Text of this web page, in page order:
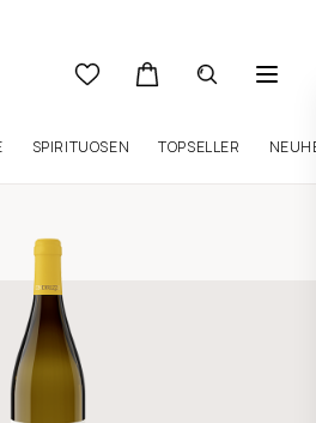
SPIRITUOSEN TOPSELLER